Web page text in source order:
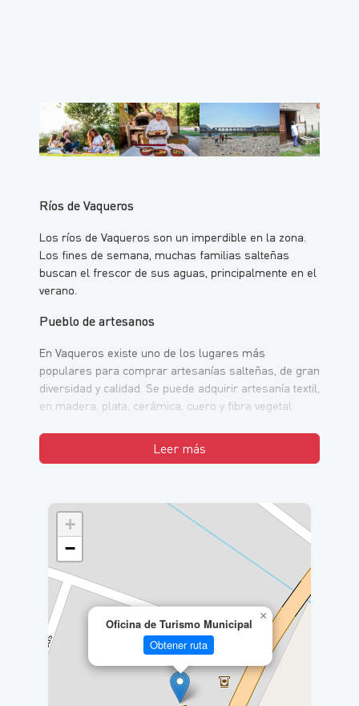
Ríos de Vaqueros
Los ríos de Vaqueros son un imperdible en la zona.
Los fines de semana, muchas familias salteñas
buscan el frescor de sus aguas, principalmente en el
verano.
Pueblo de artesanos
En Vaqueros existe uno de los lugares más
populares para comprar artesanías salteñas, de gran
diversidad y calidad. Se puede adquirir artesanía textil,
en madera, plata, cerámica, cuero y fibra vegetal.
Leer más
Oficina de Turismo Municipal
Obtener ruta
×
+
−